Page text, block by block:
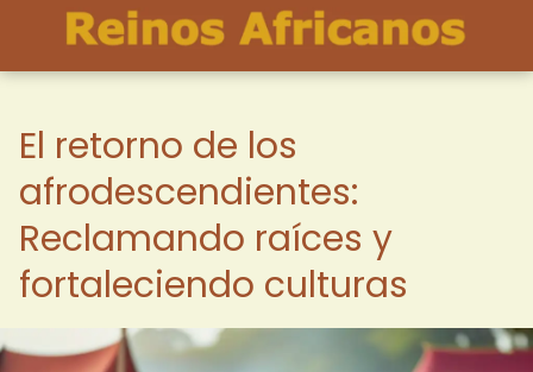
El retorno de los
afrodescendientes:
Reclamando raíces y
fortaleciendo culturas